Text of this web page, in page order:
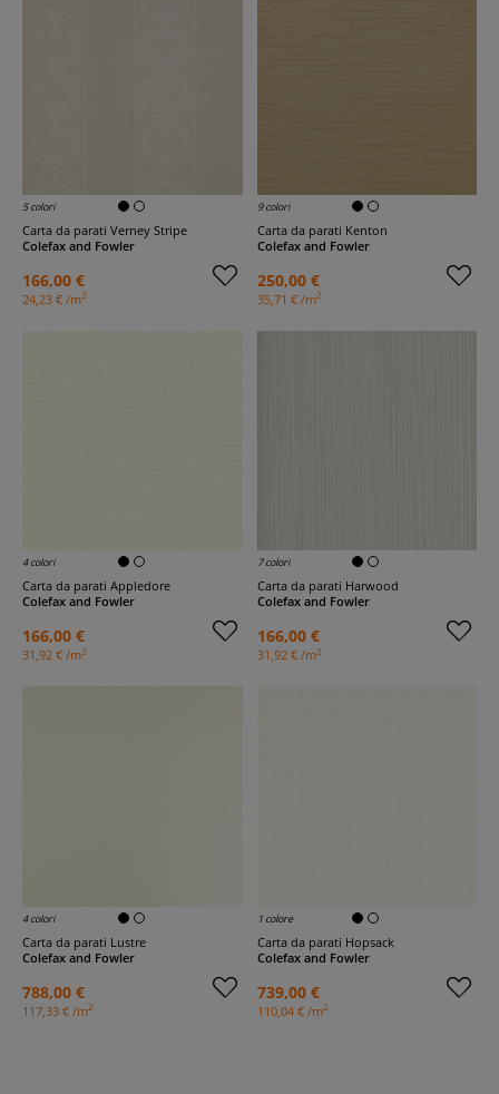
5 colori
Carta da parati Verney Stripe
Colefax and Fowler
166,00 €
24,23 € /m2
9 colori
Carta da parati Kenton
Colefax and Fowler
250,00 €
35,71 € /m2
4 colori
Carta da parati Appledore
Colefax and Fowler
166,00 €
31,92 € /m2
7 colori
Carta da parati Harwood
Colefax and Fowler
166,00 €
31,92 € /m2
4 colori
Carta da parati Lustre
Colefax and Fowler
788,00 €
117,33 € /m2
1 colore
Carta da parati Hopsack
Colefax and Fowler
739,00 €
110,04 € /m2